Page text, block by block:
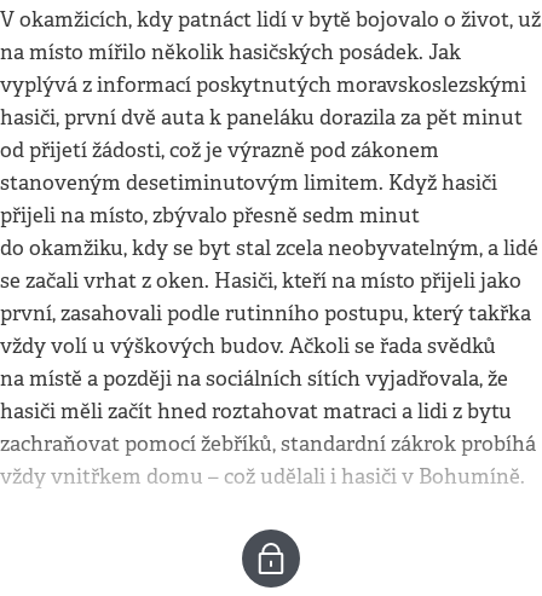
V okamžicích, kdy patnáct lidí v bytě bojovalo o život, už
na místo mířilo několik hasičských posádek. Jak
vyplývá z informací poskytnutých moravskoslezskými
hasiči, první dvě auta k paneláku dorazila za pět minut
od přijetí žádosti, což je výrazně pod zákonem
stanoveným desetiminutovým limitem. Když hasiči
přijeli na místo, zbývalo přesně sedm minut
do okamžiku, kdy se byt stal zcela neobyvatelným, a lidé
se začali vrhat z oken. Hasiči, kteří na místo přijeli jako
první, zasahovali podle rutinního postupu, který takřka
vždy volí u výškových budov. Ačkoli se řada svědků
na místě a později na sociálních sítích vyjadřovala, že
hasiči měli začít hned roztahovat matraci a lidi z bytu
zachraňovat pomocí žebříků, standardní zákrok probíhá
vždy vnitřkem domu – což udělali i hasiči v Bohumíně.